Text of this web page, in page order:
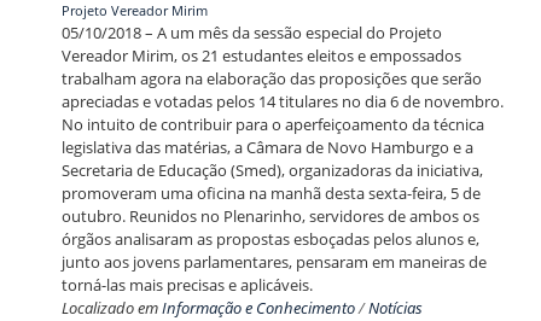
Projeto Vereador Mirim
05/10/2018 – A um mês da sessão especial do Projeto
Vereador Mirim, os 21 estudantes eleitos e empossados
trabalham agora na elaboração das proposições que serão
apreciadas e votadas pelos 14 titulares no dia 6 de novembro.
No intuito de contribuir para o aperfeiçoamento da técnica
legislativa das matérias, a Câmara de Novo Hamburgo e a
Secretaria de Educação (Smed), organizadoras da iniciativa,
promoveram uma oficina na manhã desta sexta-feira, 5 de
outubro. Reunidos no Plenarinho, servidores de ambos os
órgãos analisaram as propostas esboçadas pelos alunos e,
junto aos jovens parlamentares, pensaram em maneiras de
torná-las mais precisas e aplicáveis.
Localizado emInformação e Conhecimento/Notícias